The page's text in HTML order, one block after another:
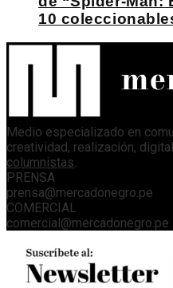
10
Medio especializado en
creatividad, realización,
columnistas.
PRENSA
prensa@mercadonegro.pe
COMERCIAL
comercial@mercadonegro.pe